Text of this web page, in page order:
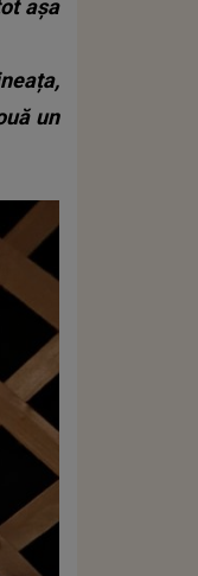
așa
un